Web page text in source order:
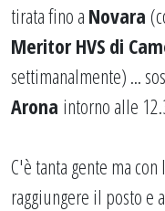
tirata fino a Novara
Meritor HVS di
settimanalmente) ...
Arona intorno alle
C'è tanta gente ma
raggiungere il posto e